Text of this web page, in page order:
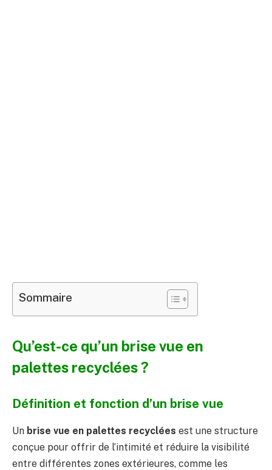
Sommaire
Qu’est-ce qu’un brise vue en
palettes recyclées ?
Définition et fonction d’un brise vue
Un brise vue en palettes recyclées est une structure
conçue pour offrir de l’intimité et réduire la visibilité
entre différentes zones extérieures, comme les